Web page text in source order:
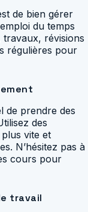
de bien gérer
du temps
révisions
régulières pour
de prendre des
des
vite et
N’hésitez pas à
cours pour
travail